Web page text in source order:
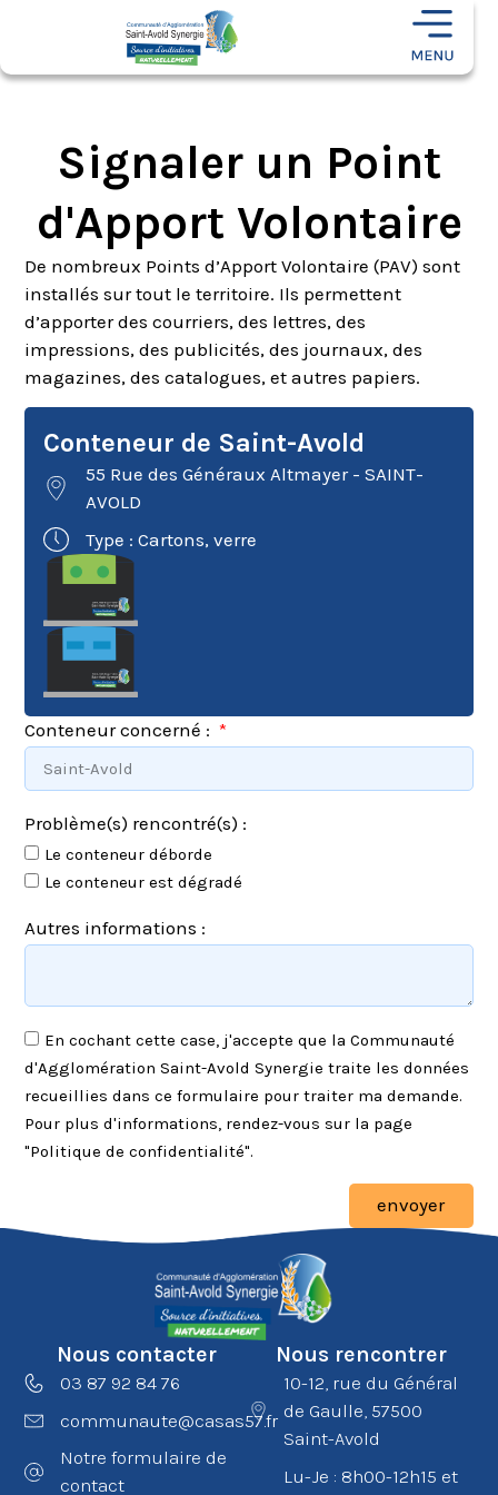
Signaler un Point
d'Apport Volontaire
De nombreux Points d’Apport Volontaire (PAV) sont
installés sur tout le territoire. Ils permettent
d’apporter des courriers, des lettres, des
impressions, des publicités, des journaux, des
magazines, des catalogues, et autres papiers.
Conteneur de Saint-Avold
55 Rue des Généraux Altmayer - SAINT-
AVOLD
Type : Cartons, verre
Conteneur concerné :
Problème(s) rencontré(s) :
Le conteneur déborde
Le conteneur est dégradé
Autres informations :
En cochant cette case, j'accepte que la Communauté
d'Agglomération Saint-Avold Synergie traite les données
recueillies dans ce formulaire pour traiter ma demande.
Pour plus d'informations, rendez-vous sur la page
"Politique de confidentialité".
envoyer
Nous contacter
03 87 92 84 76
communaute@casas57.fr
Notre formulaire de
contact
Nous rencontrer
10-12, rue du Général
de Gaulle, 57500
Saint-Avold
Lu-Je : 8h00-12h15 et